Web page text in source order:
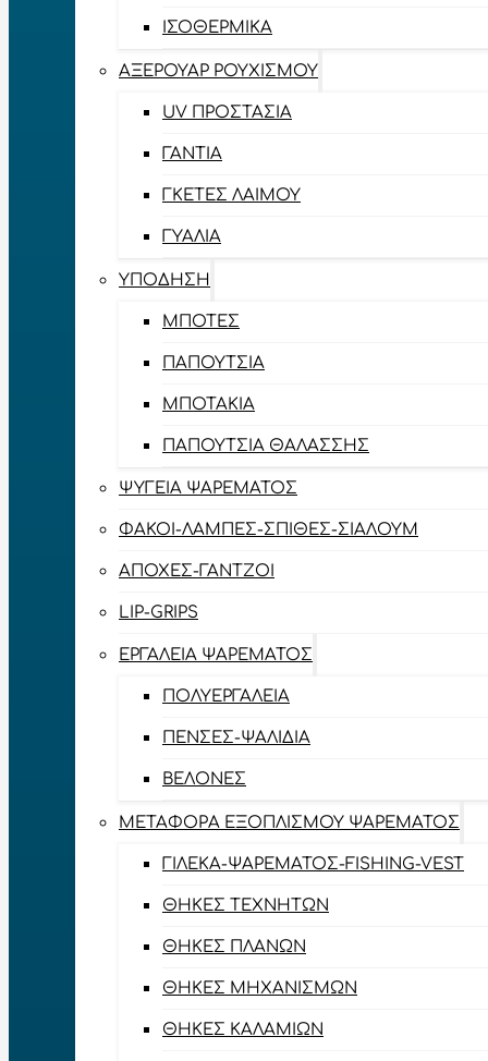
ΙΣΟΘΕΡΜΙΚΆ
ΑΞΕΡΟΥΆΡ ΡΟΥΧΙΣΜΟΎ
UV ΠΡΟΣΤΑΣΊΑ
ΓΆΝΤΙΑ
ΓΚΈΤΕΣ ΛΑΊΜΟΥ
ΓΥΑΛΙΆ
ΥΠΌΔΗΣΗ
ΜΠΌΤΕΣ
ΠΑΠΟΎΤΣΙΑ
ΜΠΟΤΆΚΙΑ
ΠΑΠΟΎΤΣΙΑ ΘΑΛΆΣΣΗΣ
ΨΥΓΕΊΑ ΨΑΡΈΜΑΤΟΣ
ΦΑΚΟΊ-ΛΆΜΠΕΣ-ΣΠΊΘΕΣ-ΣΊΑΛΟΥΜ
ΑΠΌΧΕΣ-ΓΆΝΤΖΟΙ
LIP-GRIPS
EΡΓΑΛΕΊΑ ΨΑΡΈΜΑΤΟΣ
ΠΟΛΥΕΡΓΑΛΕΊΑ
ΠΈΝΣΕΣ-ΨΑΛΊΔΙΑ
ΒΕΛΌΝΕΣ
ΜΕΤΑΦΟΡΆ ΕΞΟΠΛΙΣΜΟΎ ΨΑΡΈΜΑΤΟΣ
ΓΙΛΈΚΑ-ΨΑΡΈΜΑΤΟΣ-FISHING-VEST
ΘΉΚΕΣ ΤΕΧΝΗΤΏΝ
ΘΉΚΕΣ ΠΛΆΝΩΝ
ΘΉΚΕΣ ΜΗΧΑΝΙΣΜΏΝ
ΘΉΚΕΣ ΚΑΛΑΜΙΏΝ